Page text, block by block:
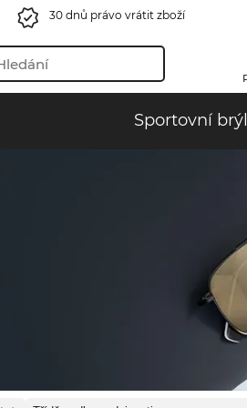
30 dnů právo vrátit zboží
Sportovní